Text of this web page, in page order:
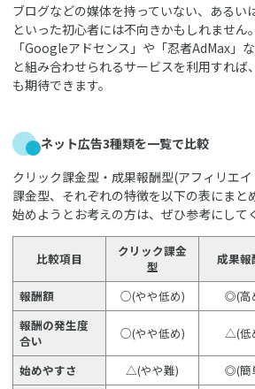
ブログなどの媒体を持っていない、あるい
といった初心者には不向きかもしれません
「Googleアドセンス」や「忍者AdMax」
と組み合わせられるサービスを利用すれば
も期待できます。
ネット広告3種類を一覧で比較
クリック課金型・成果報酬型(アフィリエ
課金型、それぞれの特徴を以下の表にまと
始めようとお考えの方は、ぜひ参考にして
比較項目
クリック課金
型
成果報
報酬額
○(やや低め) ◎(高
報酬の発生度
合い
○(やや低め) △(低
始めやすさ △(やや難) ◎(簡